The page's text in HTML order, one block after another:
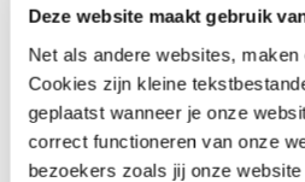
Deze website maakt gebruik
Net als andere websites,
Cookies zijn kleine
geplaatst wanneer je onze
correct functioneren van onze
bezoekers zoals jij onze